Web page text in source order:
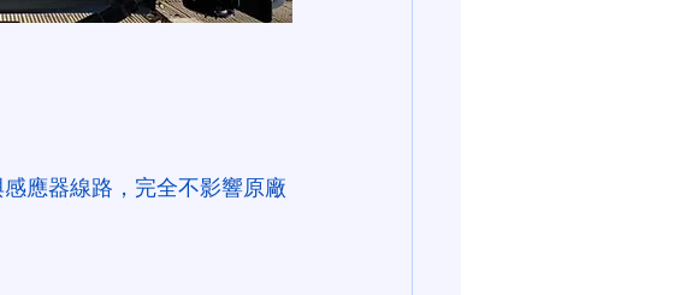
應器線路，完全不影響原廠